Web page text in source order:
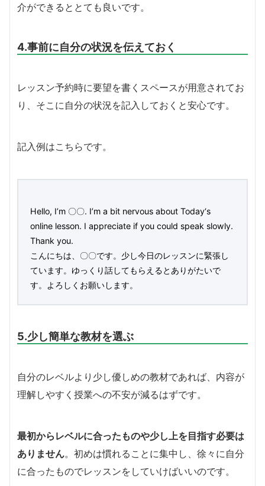
介ができるととても良いです。
4.事前に自分の状況を伝えておく
レッスン予約時に要望を書くスペースが用意されてお
り、そこに自分の状況を記入しておくと安心です。
記入例はこちらです。
Hello, I’m 〇〇. I’m a bit nervous about Today‘s
online lesson. I appreciate if you could speak slowly.
Thank you.
こんにちは、〇〇です。少し今日のレッスンに緊張し
ています。ゆっくり話してもらえるとありがたいで
す。よろしくお願いします。
5.少し簡単な教材を選ぶ
自分のレベルより少し優しめの教材であれば、内容が
理解しやすく授業への不安が減るはずです。
最初からレベルに合ったものや少し上を目指す必要は
ありません。初めは慣れることに集中し、徐々に自分
に合ったものでレッスンをしていけばいいのです。